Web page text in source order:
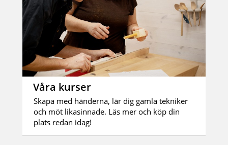
Våra kurser
Skapa med händerna, lär dig gamla tekniker
och möt likasinnade. Läs mer och köp din
plats redan idag!